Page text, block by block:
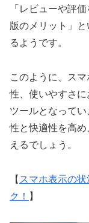
「レビューや評
版のメリット」
るようです。
このように、ス
性、使いやすさ
ツールとなって
性と快適性を高
えるでしょう。
【 スマホ表示の
ク！ 】